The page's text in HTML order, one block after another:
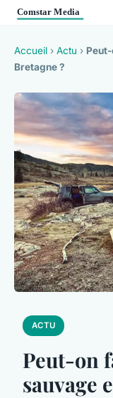
Accueil › Actu ›
Bretagne ?
ACTU
Peut-on
sauvage